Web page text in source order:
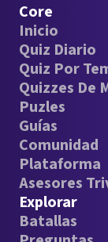
Core
Inicio
Quiz Diario
Quiz Por
Quizzes De
Puzles
Guías
Comunidad
Plataforma
Asesores
Explorar
Batallas